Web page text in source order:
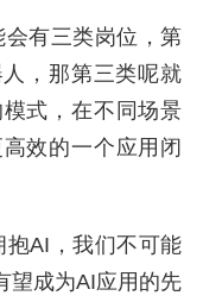
会有三类岗位，第
，那第三类呢就
式，在不同场景
效的一个应用闭
抱AI，我们不可能
望成为AI应用的先